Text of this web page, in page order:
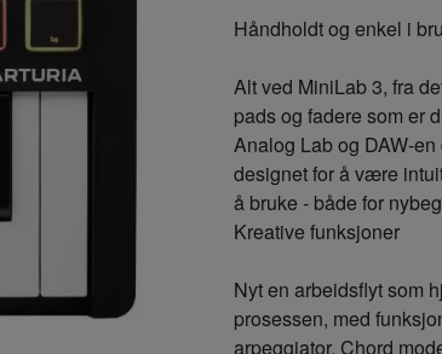
Håndholdt og enkel i
Alt ved MiniLab 3, fra
pads og fadere som er
Analog Lab og DAW-
designet for å være
å bruke - både for
Kreative funksjoner
Nyt en arbeidsflyt som
prosessen, med
arpeggiator, Chord